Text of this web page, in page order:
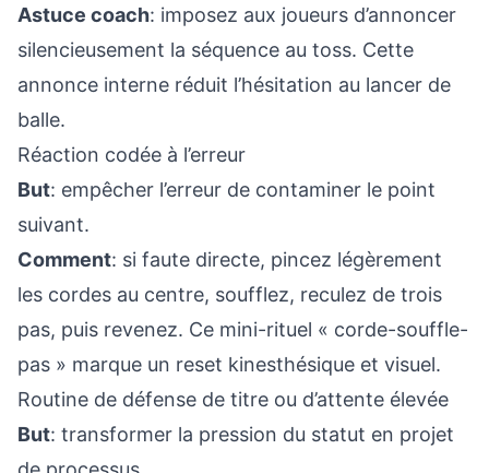
Astuce coach: imposez aux joueurs d’annoncer
silencieusement la séquence au toss. Cette
annonce interne réduit l’hésitation au lancer de
balle.
Réaction codée à l’erreur
But: empêcher l’erreur de contaminer le point
suivant.
Comment: si faute directe, pincez légèrement
les cordes au centre, soufflez, reculez de trois
pas, puis revenez. Ce mini-rituel « corde-souffle-
pas » marque un reset kinesthésique et visuel.
Routine de défense de titre ou d’attente élevée
But: transformer la pression du statut en projet